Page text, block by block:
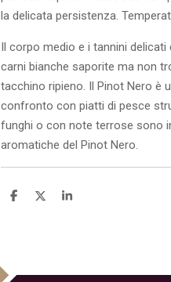
la delicata persistenza.
Il corpo medio e i tannini
carni bianche saporite ma non
tacchino ripieno. Il Pinot Nero è
confronto con piatti di pesce
funghi o con note terrose sono
aromatiche del Pinot Nero.
C
C
C